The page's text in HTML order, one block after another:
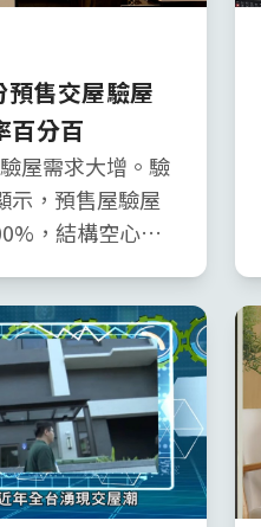
預售交屋驗屋
百分百
屋需求大增。驗
示，預售屋驗屋
，結構空心約
修復，滲漏水、
令人頭痛。內政
兩項為漏水與施
蓋功能、法規、
器檢測，客觀反